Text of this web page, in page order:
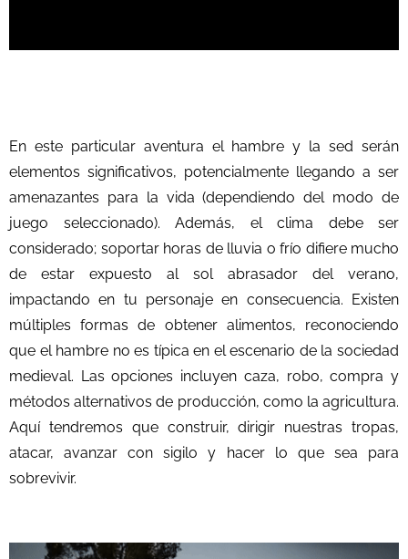
En este particular aventura el hambre y la sed serán
elementos significativos, potencialmente llegando a ser
amenazantes para la vida (dependiendo del modo de
juego seleccionado). Además, el clima debe ser
considerado; soportar horas de lluvia o frío difiere mucho
de estar expuesto al sol abrasador del verano,
impactando en tu personaje en consecuencia. Existen
múltiples formas de obtener alimentos, reconociendo
que el hambre no es típica en el escenario de la sociedad
medieval. Las opciones incluyen caza, robo, compra y
métodos alternativos de producción, como la agricultura.
Aquí tendremos que construir, dirigir nuestras tropas,
atacar, avanzar con sigilo y hacer lo que sea para
sobrevivir.